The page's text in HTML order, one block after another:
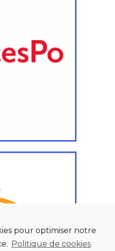
pour optimiser notre
Politique de cookies